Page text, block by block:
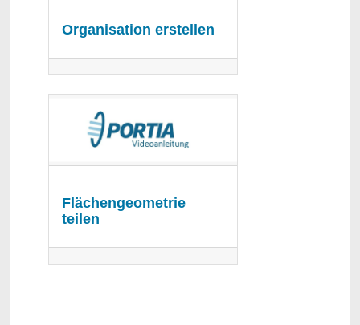
Organisation erstellen
Flächengeometrie
teilen